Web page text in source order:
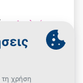
+1 επιλογές